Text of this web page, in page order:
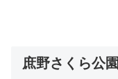
庶野さくら公園